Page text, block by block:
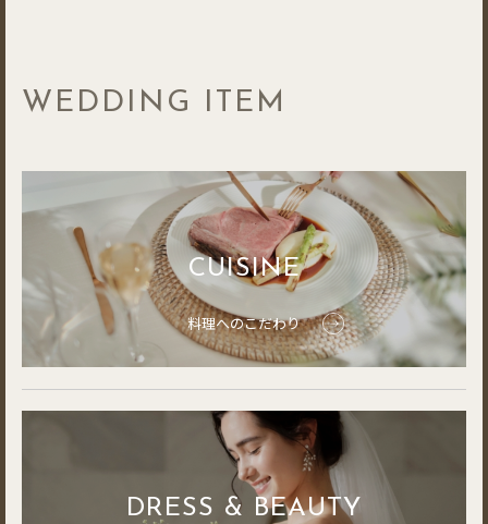
WEDDING ITEM
CUISINE
料理へのこだわり
DRESS & BEAUTY